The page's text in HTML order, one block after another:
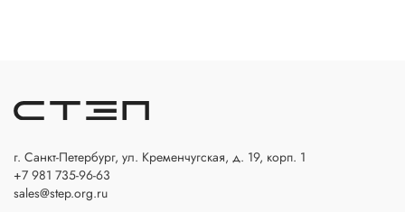
г. Санкт-Петербург, ул. Кременчугская, д. 19, корп. 1
+7 981 735-96-63
sales@step.org.ru